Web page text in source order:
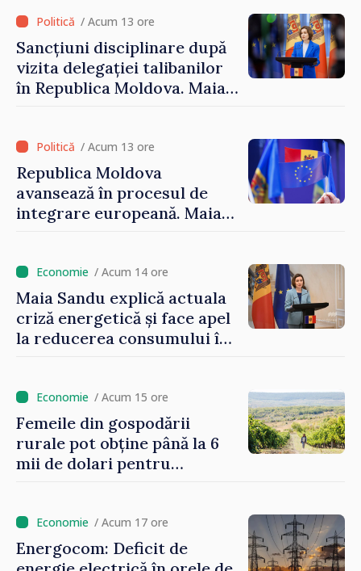
/ Acum 13 ore
Sancțiuni disciplinare după
vizita delegației talibanilor
în Republica Moldova. Maia
cunosc politica statului”
/ Acum 13 ore
Republica Moldova
avansează în procesul de
integrare europeană. Maia
/ Acum 14 ore
Maia Sandu explică actuala
criză energetică și face apel
la reducerea consumului în
un nivel mai mic”
/ Acum 15 ore
Femeile din gospodării
rurale pot obține până la 6
mii de dolari pentru
/ Acum 17 ore
Energocom: Deficit de